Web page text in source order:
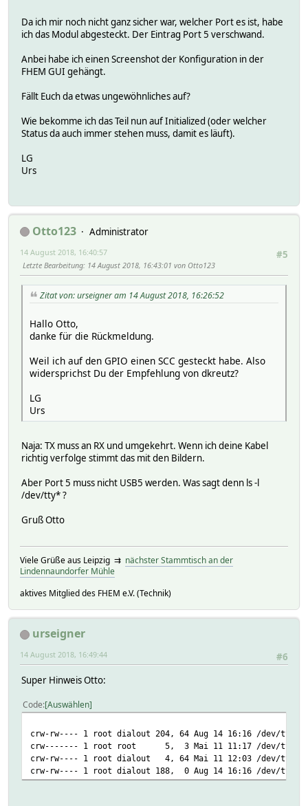
Da ich mir noch nicht ganz sicher war, welcher Port es ist, habe
ich das Modul abgesteckt. Der Eintrag Port 5 verschwand.
Anbei habe ich einen Screenshot der Konfiguration in der
FHEM GUI gehängt.
Fällt Euch da etwas ungewöhnliches auf?
Wie bekomme ich das Teil nun auf Initialized (oder welcher
Status da auch immer stehen muss, damit es läuft).
LG
Urs
Otto123
Administrator
#5
14 August 2018, 16:40:57
Letzte Bearbeitung: 14 August 2018, 16:43:01 von Otto123
Zitat von: urseigner am 14 August 2018, 16:26:52
Hallo Otto,
danke für die Rückmeldung.
Weil ich auf den GPIO einen SCC gesteckt habe. Also
widersprichst Du der Empfehlung von dkreutz?
LG
Urs
Naja: TX muss an RX und umgekehrt. Wenn ich deine Kabel
richtig verfolge stimmt das mit den Bildern.
Aber Port 5 muss nicht USB5 werden. Was sagt denn ls -l
/dev/tty* ?
Gruß Otto
Viele Grüße aus Leipzig ⇉ nächster Stammtisch an der
Lindennaundorfer Mühle
aktives Mitglied des FHEM e.V. (Technik)
urseigner
#6
14 August 2018, 16:49:44
Super Hinweis Otto:
Code Auswählen
crw-rw---- 1 root dialout 204, 64 Aug 14 16:16 /dev/
crw------- 1 root root 5, 3 Mai 11 11:17 /dev/
crw-rw---- 1 root dialout 4, 64 Mai 11 12:03 /dev/ttyS0
crw-rw---- 1 root dialout 188, 0 Aug 14 16:16 /dev/